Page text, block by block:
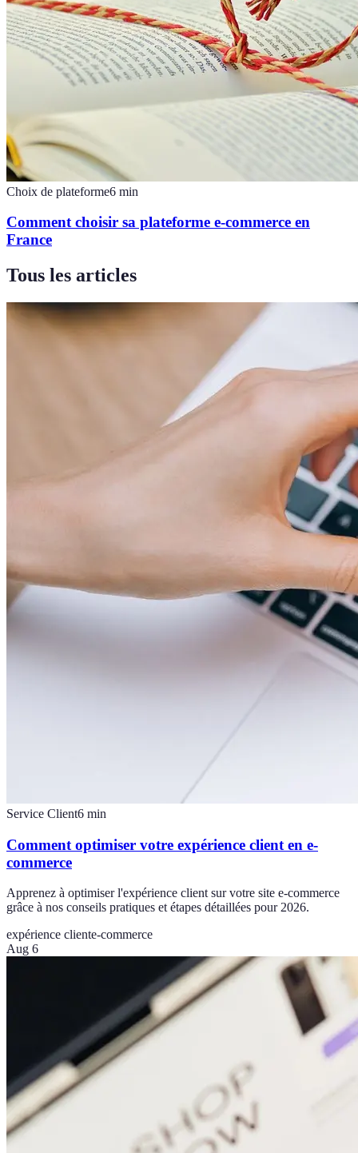
Choix de plateforme6 min
Comment choisir sa plateforme e-commerce en
France
Tous les articles
Service Client6 min
Comment optimiser votre expérience client en e-
commerce
Apprenez à optimiser l'expérience client sur votre site e-commerce
grâce à nos conseils pratiques et étapes détaillées pour 2026.
expérience cliente-commerce
Aug 6